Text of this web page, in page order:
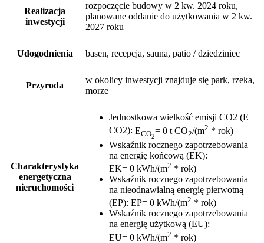
Realizacja
inwestycji
rozpoczęcie budowy w 2 kw. 2024 roku,
planowane oddanie do użytkowania w 2 kw.
2027 roku
Udogodnienia basen, recepcja, sauna, patio / dziedziniec
Przyroda
w okolicy inwestycji znajduje się park, rzeka,
morze
Charakterystyka
energetyczna
nieruchomości
Jednostkowa wielkość emisji CO2 (E
CO2): ECO2
= 0 t CO2/(m2 * rok)
Wskaźnik rocznego zapotrzebowania
na energię końcową (EK):
EK= 0 kWh/(m2 * rok)
Wskaźnik rocznego zapotrzebowania
na nieodnawialną energię pierwotną
(EP): EP= 0 kWh/(m2 * rok)
Wskaźnik rocznego zapotrzebowania
na energię użytkową (EU):
EU= 0 kWh/(m2 * rok)